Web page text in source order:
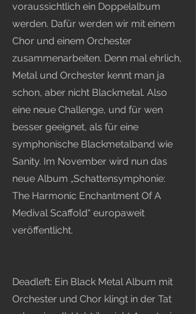
voraussichtlich ein Doppelalbum
werden. Dafür werden wir mit einem
Chor und einem Orchester
zusammenarbeiten. Denn mal ehrlich,
Metal und Orchester kennt man ja
schon, aber nicht Blackmetal. Also
eine neue Challenge, und für wen
besser geeignet, als für eine
symphonische Blackmetalband wie
Sanity. Im November wird nun das
neue Album „Schattensymphonie:
The Harmonic Enchantment Of A
Medival Scaffold“ europaweit
veröffentlicht.
Deadleft: Ein Black Metal Album mit
Orchester und Chor klingt in der Tat